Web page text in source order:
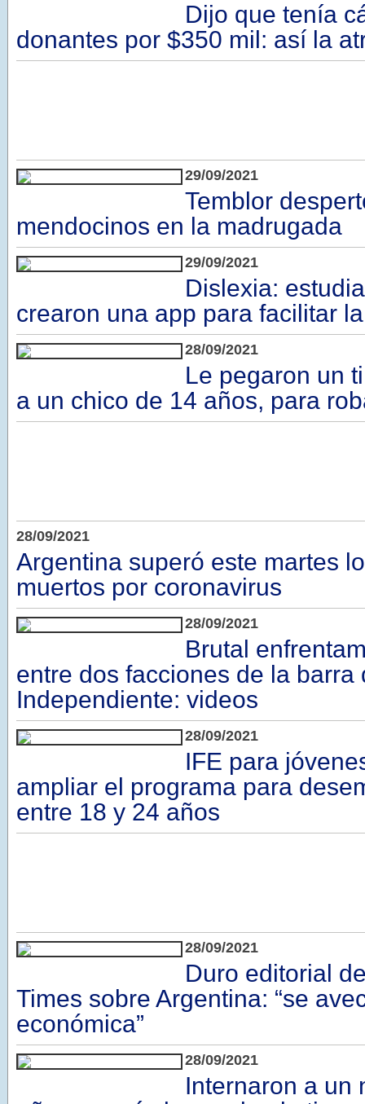
Dijo que tenía
donantes por $350 mil: así la
29/09/2021
Temblor
mendocinos en la madrugada
29/09/2021
Dislexia:
crearon una app para facilitar
28/09/2021
Le pegaron un
a un chico de 14 años, para
28/09/2021
Argentina superó este martes
muertos por coronavirus
28/09/2021
Brutal
entre dos facciones de la barra
Independiente: videos
28/09/2021
IFE para
ampliar el programa para
entre 18 y 24 años
28/09/2021
Duro editorial
Times sobre Argentina: “se
económica”
28/09/2021
Internaron a un